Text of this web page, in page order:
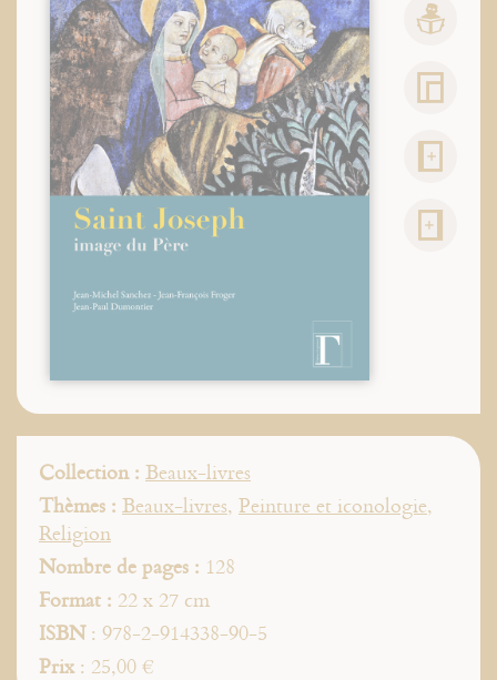
Collection : Beaux-livres
Thèmes : Beaux-livres, Peinture et iconologie,
Religion
Nombre de pages : 128
Format : 22 x 27 cm
ISBN: 978-2-914338-90-5
Prix: 25,00 €